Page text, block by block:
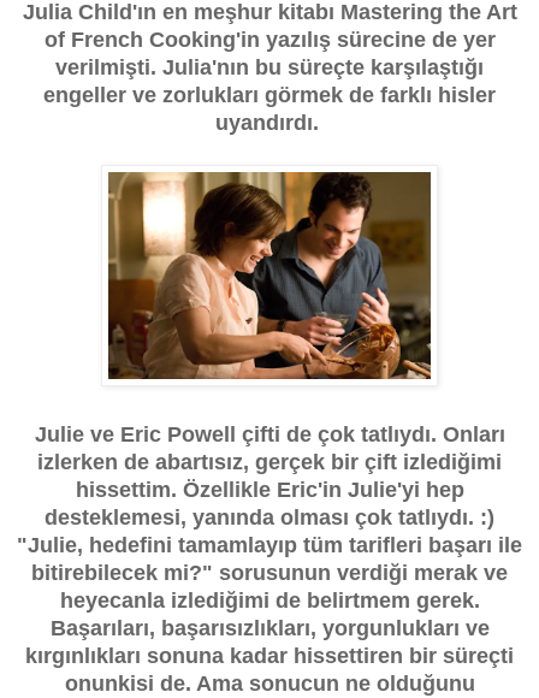
Julia Child'ın en meşhur kitabı Mastering the Art
of French Cooking'in yazılış sürecine de yer
verilmişti. Julia'nın bu süreçte karşılaştığı
engeller ve zorlukları görmek de farklı hisler
uyandırdı.
Julie ve Eric Powell çifti de çok tatlıydı. Onları
izlerken de abartısız, gerçek bir çift izlediğimi
hissettim. Özellikle Eric'in Julie'yi hep
desteklemesi, yanında olması çok tatlıydı. :)
"Julie, hedefini tamamlayıp tüm tarifleri başarı ile
bitirebilecek mi?" sorusunun verdiği merak ve
heyecanla izlediğimi de belirtmem gerek.
Başarıları, başarısızlıkları, yorgunlukları ve
kırgınlıkları sonuna kadar hissettiren bir süreçti
onunkisi de. Ama sonucun ne olduğunu